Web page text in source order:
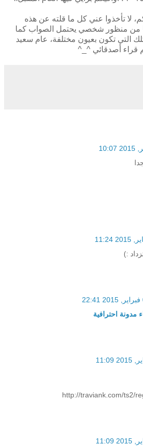
لا تأخذوا عني كل ما قلته عن هذه
من منظور شخصي يحتمل الصواب كما
التي تكون بعيون مختلفة، عام سعيد
قراء أصدقائي ^_^
:)
احترافية
http://traviank.com/ts2/